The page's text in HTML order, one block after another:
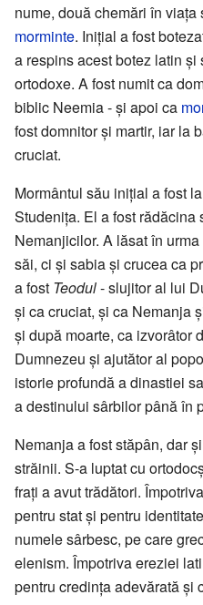
nume, două chemări în viața
morminte. Inițial a fost
a respins acest botez latin
ortodoxe. A fost numit ca
biblic Neemia - și apoi ca
fost domnitor și martir, iar la
cruciat.
Mormântul său inițial a fost la
Studenița. El a fost rădăcina
Nemanjicilor. A lăsat în
săi, ci și sabia și crucea ca
a fost Teodul- slujitor al lui
și ca cruciat, și ca Nemanja
și după moarte, ca izvorâtor
Dumnezeu și ajutător al
istorie profundă a dinastiei
a destinului sârbilor până în
Nemanja a fost stăpân, dar
străinii. S-a luptat cu
frați a avut trădători.
pentru stat și pentru
numele sârbesc, pe care
elenism. Împotriva ereziei
pentru credința adevărată și